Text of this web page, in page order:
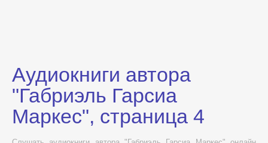
Аудиокниги автора
"Габриэль Гарсиа
Маркес", страница 4